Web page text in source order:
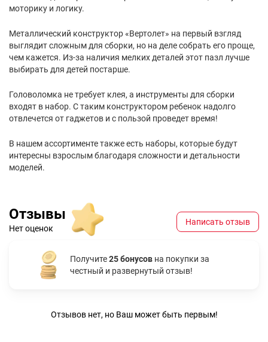
моторику и логику.
Металлический конструктор «Вертолет» на первый взгляд
выглядит сложным для сборки, но на деле собрать его проще,
чем кажется. Из-за наличия мелких деталей этот пазл лучше
выбирать для детей постарше.
Головоломка не требует клея, а инструменты для сборки
входят в набор. С таким конструктором ребенок надолго
отвлечется от гаджетов и с пользой проведет время!
В нашем ассортименте также есть наборы, которые будут
интересны взрослым благодаря сложности и детальности
моделей.
Отзывы
Нет оценок
Написать отзыв
Получите25 бонусов на покупки за
честный и развернутый отзыв!
Отзывов нет, но Ваш может быть первым!